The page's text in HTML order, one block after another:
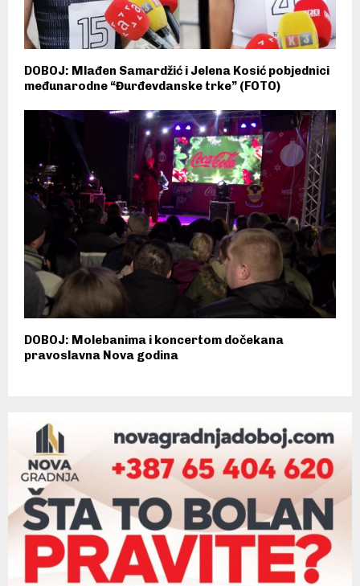
DOBOJ: Mlađen Samardžić i Jelena Kosić pobjednici
međunarodne “Đurđevdanske trke” (FOTO)
DOBOJ: Molebanima i koncertom dočekana
pravoslavna Nova godina